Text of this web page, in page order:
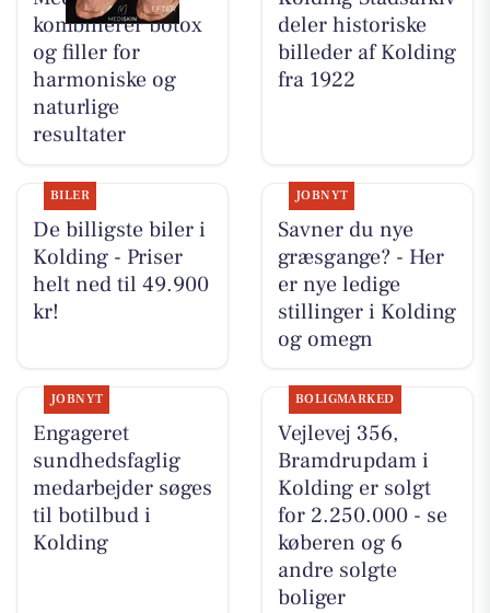
kombinerer botox
og filler for
harmoniske og
naturlige
resultater
deler historiske
billeder af Kolding
fra 1922
BILER
De billigste biler i
Kolding - Priser
helt ned til 49.900
kr!
JOBNYT
Savner du nye
græsgange? - Her
er nye ledige
stillinger i Kolding
og omegn
JOBNYT
Engageret
sundhedsfaglig
medarbejder søges
til botilbud i
Kolding
BOLIGMARKED
Vejlevej 356,
Bramdrupdam i
Kolding er solgt
for 2.250.000 - se
køberen og 6
andre solgte
boliger